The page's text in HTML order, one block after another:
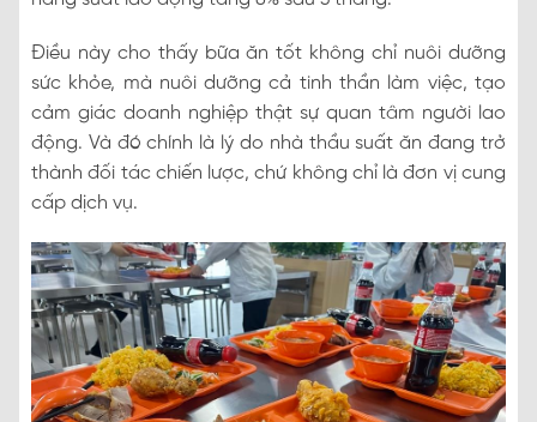
Điều này cho thấy bữa ăn tốt không chỉ nuôi dưỡng
sức khỏe, mà nuôi dưỡng cả tinh thần làm việc, tạo
cảm giác doanh nghiệp thật sự quan tâm người lao
động. Và đó chính là lý do nhà thầu suất ăn đang trở
thành đối tác chiến lược, chứ không chỉ là đơn vị cung
cấp dịch vụ.